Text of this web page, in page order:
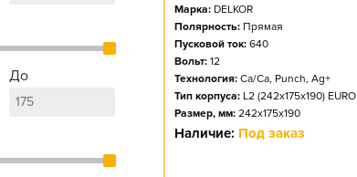
До
Марка: DELKOR
Полярность: Прямая
Пусковой ток: 640
Вольт: 12
Технология: Ca/Ca, Punch, Ag+
Тип корпуса: L2 (242x175x190) EURO
Размер, мм: 242x175x190
Наличие: Под заказ